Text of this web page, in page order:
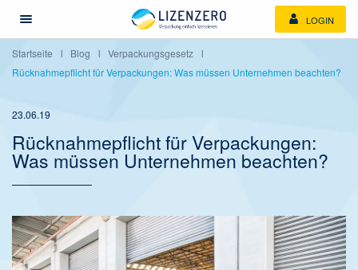
Menü öffnen/schließen LOGIN
Startseite Blog
Verpackungsgesetz
Rücknahmepflicht für Verpackungen: Was müssen Unternehmen beachten?
23.06.19
Rücknahmepflicht für Verpackungen:
Was müssen Unternehmen beachten?